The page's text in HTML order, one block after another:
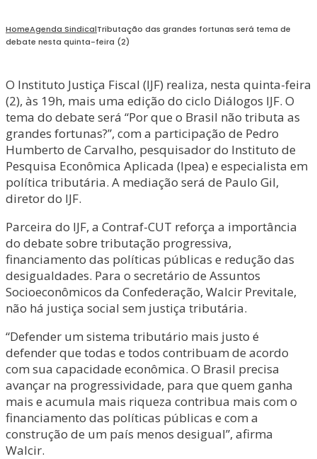
HomeAgenda SindicalTributação das grandes fortunas será tema de
debate nesta quinta-feira (2)
O Instituto Justiça Fiscal (IJF) realiza, nesta quinta-feira
(2), às 19h, mais uma edição do ciclo Diálogos IJF. O
tema do debate será “Por que o Brasil não tributa as
grandes fortunas?”, com a participação de Pedro
Humberto de Carvalho, pesquisador do Instituto de
Pesquisa Econômica Aplicada (Ipea) e especialista em
política tributária. A mediação será de Paulo Gil,
diretor do IJF.
Parceira do IJF, a Contraf-CUT reforça a importância
do debate sobre tributação progressiva,
financiamento das políticas públicas e redução das
desigualdades. Para o secretário de Assuntos
Socioeconômicos da Confederação, Walcir Previtale,
não há justiça social sem justiça tributária.
“Defender um sistema tributário mais justo é
defender que todas e todos contribuam de acordo
com sua capacidade econômica. O Brasil precisa
avançar na progressividade, para que quem ganha
mais e acumula mais riqueza contribua mais com o
financiamento das políticas públicas e com a
construção de um país menos desigual”, afirma
Walcir.